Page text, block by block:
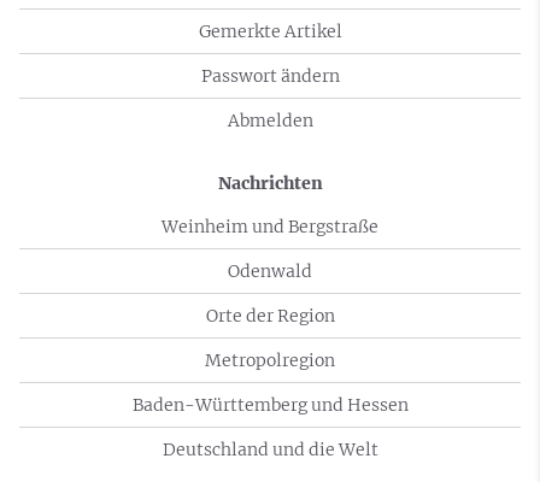
Gemerkte Artikel
Passwort ändern
Abmelden
Nachrichten
Weinheim und Bergstraße
Odenwald
Orte der Region
Metropolregion
Baden-Württemberg und Hessen
Deutschland und die Welt